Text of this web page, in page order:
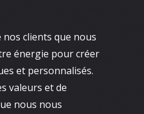
nos clients que nous
énergie pour créer
et personnalisés.
valeurs et de
nous nous